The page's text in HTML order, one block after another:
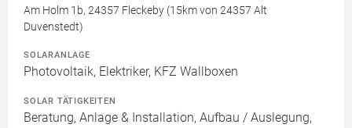
Am Holm 1b, 24357 Fleckeby (15km von 24357 Alt
Duvenstedt)
SOLARANLAGE
Photovoltaik, Elektriker, KFZ Wallboxen
SOLAR TÄTIGKEITEN
Beratung, Anlage & Installation, Aufbau / Auslegung,